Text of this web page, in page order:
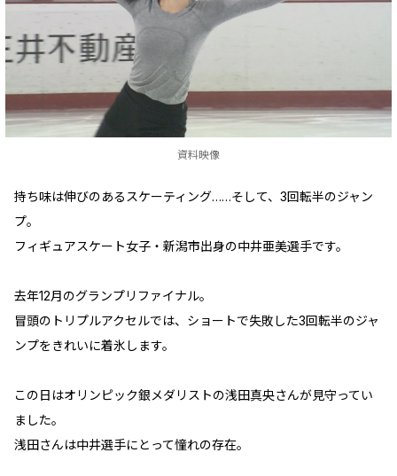
資料映像
持ち味は伸びのあるスケーティング……そして、3回転半のジャン
プ。
フィギュアスケート女子・新潟市出身の中井亜美選手です。
去年12月のグランプリファイナル。
冒頭のトリプルアクセルでは、ショートで失敗した3回転半のジャ
ンプをきれいに着氷します。
この日はオリンピック銀メダリストの浅田真央さんが見守ってい
ました。
浅田さんは中井選手にとって憧れの存在。